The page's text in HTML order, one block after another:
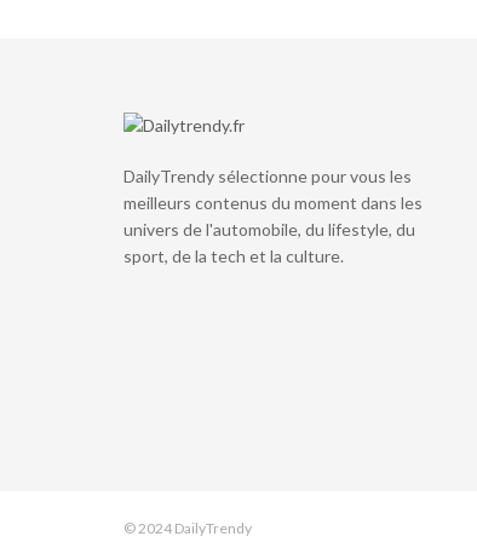
DailyTrendy sélectionne pour vous les
meilleurs contenus du moment dans les
univers de l'automobile, du lifestyle, du
sport, de la tech et la culture.
© 2024 DailyTrendy